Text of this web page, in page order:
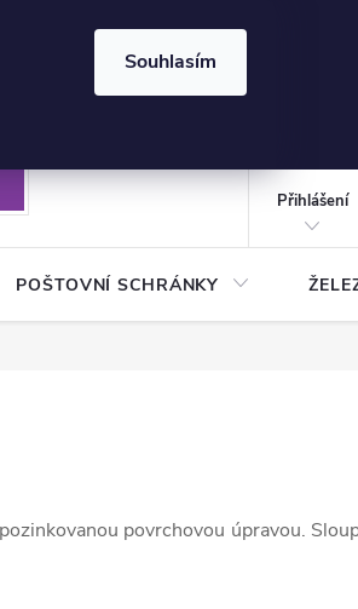
⏰ | Kód: LÉTO2026
Souhlasím
Přihlášení
POŠTOVNÍ SCHRÁNKY
povrchovou úpravou.